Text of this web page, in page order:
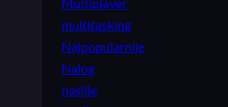
multitasking
Najpopularnije
Nalog
nasilje